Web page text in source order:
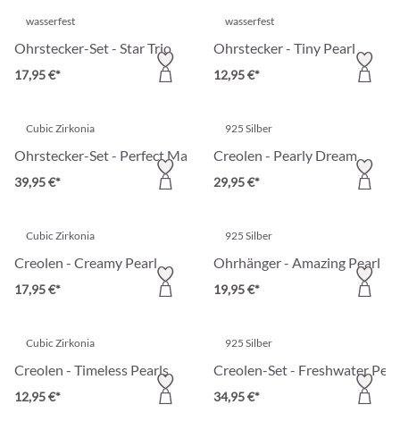
wasserfest
Ohrstecker-Set - Star Trio
17,95 €*
wasserfest
Ohrstecker - Tiny Pearl
12,95 €*
Cubic Zirkonia
Ohrstecker-Set - Perfect Match
39,95 €*
925 Silber
Creolen - Pearly Dream
29,95 €*
Cubic Zirkonia
Creolen - Creamy Pearl
17,95 €*
925 Silber
Ohrhänger - Amazing Pearl
19,95 €*
Cubic Zirkonia
Creolen - Timeless Pearls
12,95 €*
925 Silber
Creolen-Set - Freshwater
34,95 €*